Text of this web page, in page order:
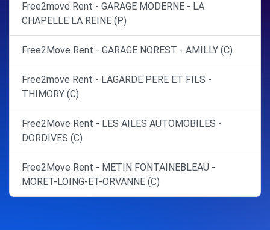
Free2move Rent - GARAGE MODERNE - LA
CHAPELLE LA REINE (P)
Free2Move Rent - GARAGE NOREST - AMILLY (C)
Free2move Rent - LAGARDE PERE ET FILS -
THIMORY (C)
Free2Move Rent - LES AILES AUTOMOBILES -
DORDIVES (C)
Free2Move Rent - METIN FONTAINEBLEAU -
MORET-LOING-ET-ORVANNE (C)